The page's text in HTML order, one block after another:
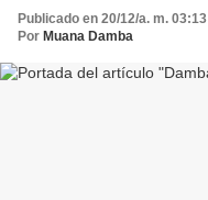
Publicado en 20/12/a. m. 03:13
Por Muana Damba